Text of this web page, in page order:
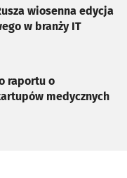
wiosenna edycja
w branży IT
raportu o
medycznych